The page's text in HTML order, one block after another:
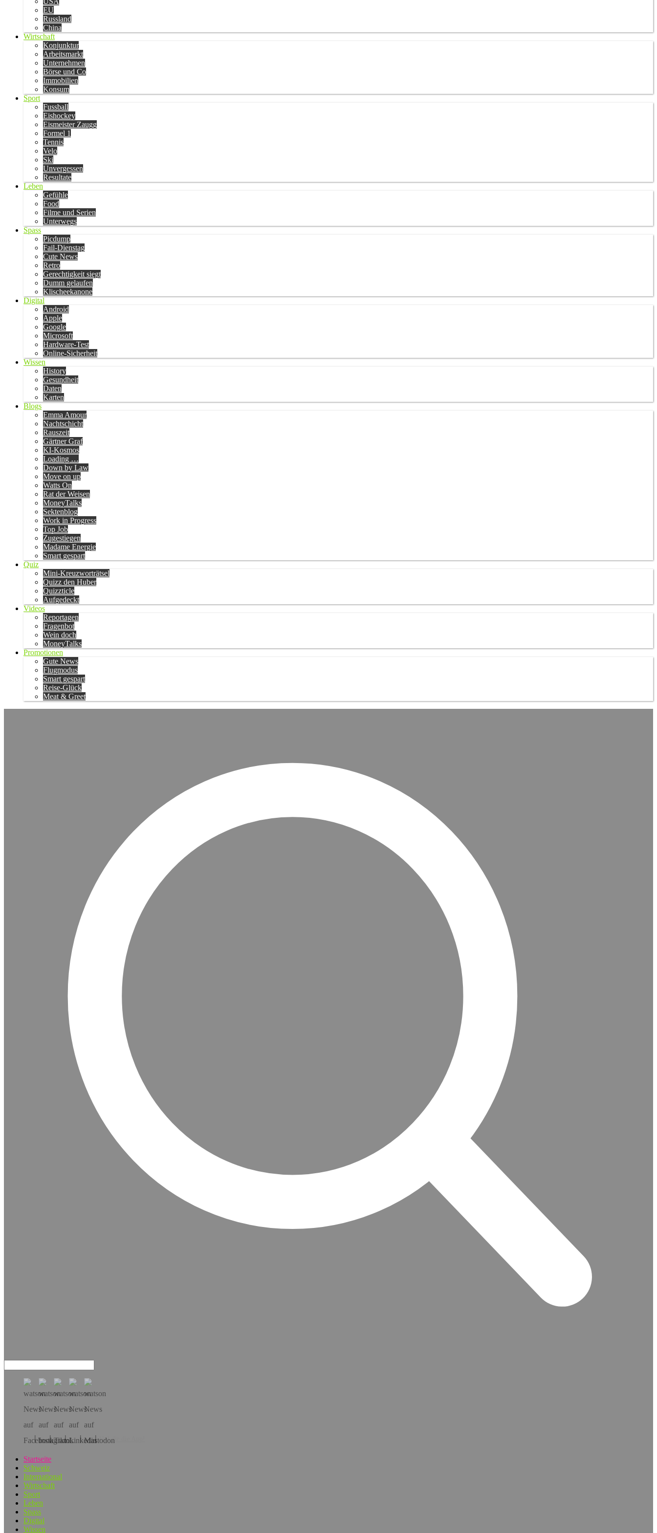
EU
Russland
China
Wirtschaft
Konjunktur
Arbeitsmarkt
Unternehmen
Börse und Co
Immobilien
Konsum
Sport
Fussball
Eishockey
Eismeister Zaugg
Formel 1
Tennis
Velo
Ski
Unvergessen
Resultate
Leben
Gefühle
Food
Filme und Serien
Unterwegs
Spass
Picdump
Fail-Dienstag
Cute News
Retro
Gerechtigkeit siegt
Dumm gelaufen
Klischeekanone
Digital
Android
Apple
Google
Microsoft
Hardware-Test
Online-Sicherheit
Wissen
History
Gesundheit
Daten
Karten
Blogs
Emma Amour
Nachtschicht
Rauszeit
Gärtner Graf
KI-Kosmos
Loading …
Down by Law
Move on up
Watts On
Rat der Weisen
MoneyTalks
Sektenblog
Work in Progress
Top Job
Zugestiegen
Madame Energie
Smart gespart
Quiz
Mini-Kreuzworträtsel
Quizz den Huber
Quizzticle
Aufgedeckt
Videos
Reportagen
Fragenbot
Wein doch
MoneyTalks
Promotionen
Gute News
Flugmodus
Smart gespart
Reise-Glück
Meat & Greet
Hol dir die App!
Startseite
Schweiz
International
Wirtschaft
Sport
Leben
Spass
Digital
Wissen